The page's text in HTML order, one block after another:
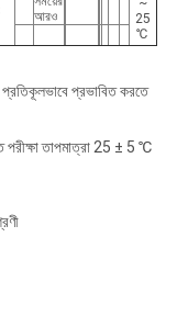
আরও
~
25
℃
প্রতিকূলভাবে প্রভাবিত করতে
পরীক্ষা তাপমাত্রা 25 ± 5 ℃